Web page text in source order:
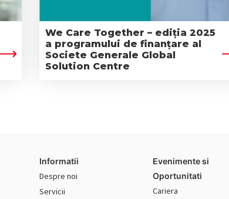
We Care Together – ediția 2025
a programului de finanțare al
Societe Generale Global
Solution Centre
Informatii
Despre noi
Servicii
Evenimente si
Oportunitati
Cariera